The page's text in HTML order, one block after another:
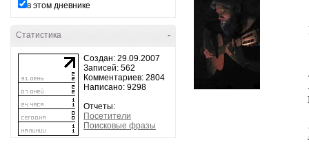
в этом дневнике
-
Статистика
Создан: 29.09.2007
Записей: 562
Комментариев: 2804
Написано: 9298
Отчеты:
Посетители
Поисковые фразы